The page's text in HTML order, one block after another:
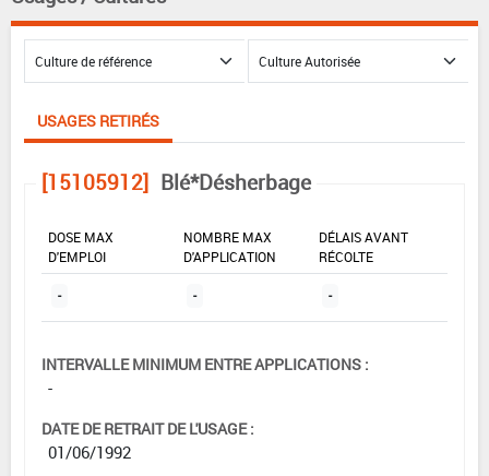
USAGES RETIRÉS
[15105912] Blé*Désherbage
DOSE MAX
D'EMPLOI
NOMBRE MAX
D'APPLICATION
DÉLAIS AVANT
RÉCOLTE
- - -
INTERVALLE MINIMUM ENTRE APPLICATIONS :
-
DATE DE RETRAIT DE L'USAGE :
01/06/1992